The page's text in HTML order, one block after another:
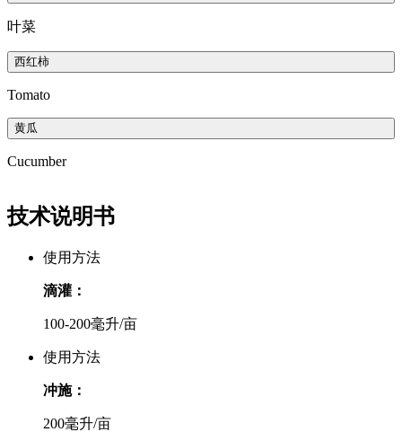
叶菜
西红柿
Tomato
黄瓜
Cucumber
技术说明书
使用方法
滴灌：
100-200毫升/亩
使用方法
冲施：
200毫升/亩